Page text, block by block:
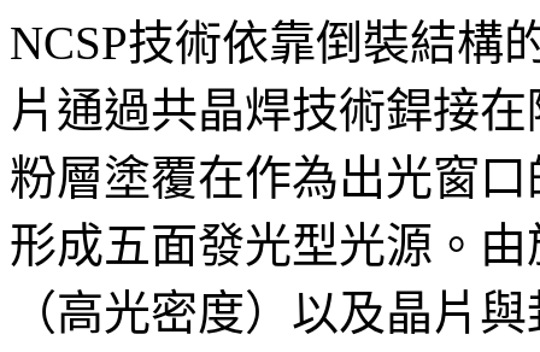
NCSP技術依靠倒裝結構
片通過共晶焊技術銲接
粉層塗覆在作為出光窗
形成五面發光型光源。
（高光密度）以及晶片